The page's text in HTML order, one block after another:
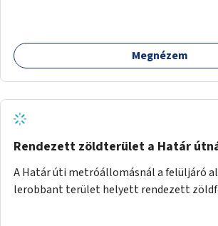
Megnézem
Rendezett zöldterület a Határ
A Határ úti metróállomásnál a felüljáró
lerobbant terület helyett rendezett